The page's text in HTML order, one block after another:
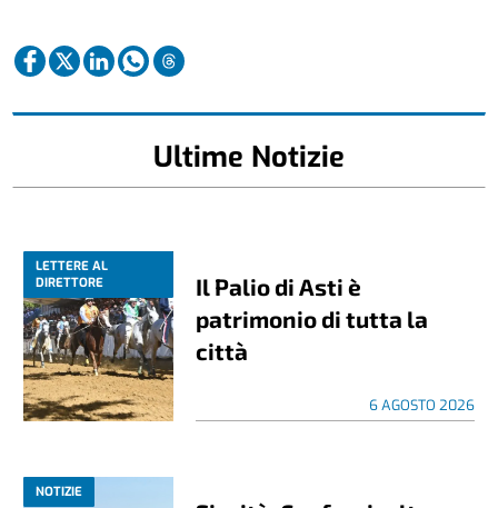
Ultime Notizie
LETTERE AL
DIRETTORE
Il Palio di Asti è
patrimonio di tutta la
città
6 AGOSTO 2026
NOTIZIE